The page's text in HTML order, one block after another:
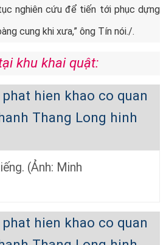
nghiên cứu để tiến tới phục dựng
cung khi xưa,” ông Tín nói./.
khu khai quật:
(Ảnh: Minh